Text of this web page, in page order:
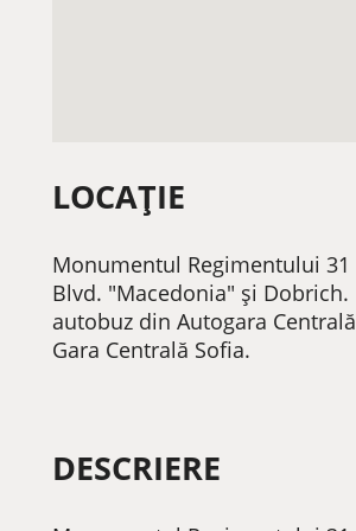
LOCAȚIE
Monumentul Regimentului
Blvd. "Macedonia" și
autobuz din Autogara
Gara Centrală Sofia.
DESCRIERE